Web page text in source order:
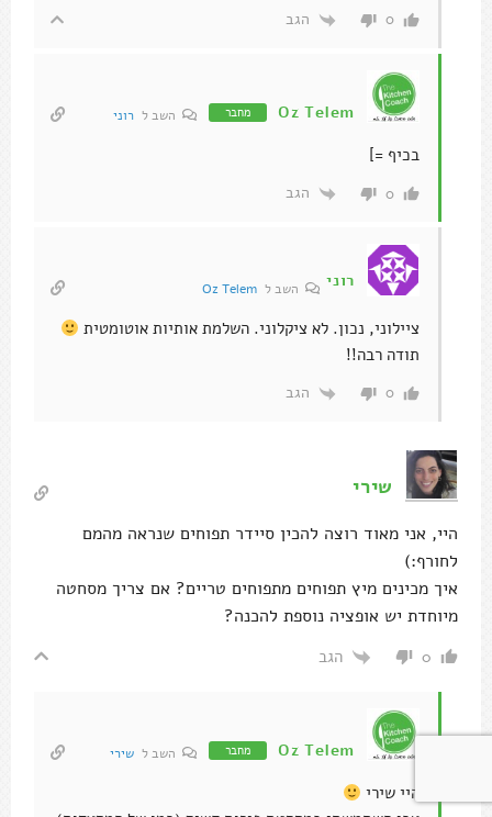
0 הגב
Oz Telem מחבר השב ל רוני
בכיף =]
0 הגב
רוני השב ל Oz Telem
ציילוני, נכון. לא ציקלוני. השלמת אותיות אוטומטית
תודה רבה!!
0 הגב
שירי
היי, אני מאוד רוצה להכין סיידר תפוחים שנראה מהמם
לחורף:)
איך מכינים מיץ תפוחים מתפוחים טריים? אם צריך מסחטה
מיוחדת יש אופציה נוספת להכנה?
0 הגב
Oz Telem מחבר השב ל שירי
היי שירי